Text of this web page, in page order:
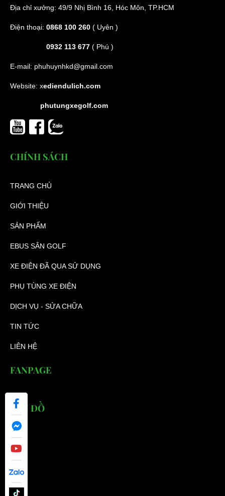
Địa chỉ xưởng: 49/9 Nhị Bình 16, Hóc Môn, TP.HCM
Điện thoại: 0868 100 260 ( Uyên )
0932 113 677 ( Phú )
E-mail: phuhuynhkd@gmail.com
Website: xediendulich.com
phutungxegolf.com
CHÍNH SÁCH
TRANG CHỦ
GIỚI THIỆU
SẢN PHẨM
EBUS SÂN GOLF
XE ĐIỆN ĐÃ QUA SỬ DỤNG
PHỤ TÙNG XE ĐIỆN
DỊCH VỤ - SỬA CHỮA
TIN TỨC
LIÊN HỆ
FANPAGE
BẢN ĐỒ